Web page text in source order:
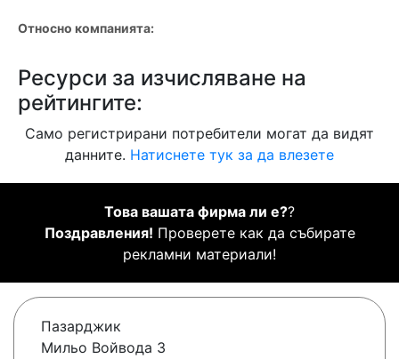
Относно компанията:
Ресурси за изчисляване на
рейтингите:
Само регистрирани потребители могат да видят
данните. Натиснете тук за да влезете
Това вашата фирма ли е??
Поздравления! Проверете как да събирате
рекламни материали!
Пазарджик
Мильо Войвода 3